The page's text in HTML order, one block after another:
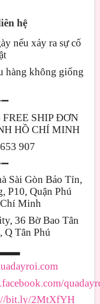
hệ
nếu xảy ra sự cố
hàng không giống
FREE SHIP ĐƠN
HỒ CHÍ MINH
907
Sài Gòn Bảo Tín,
P10, Quận Phú
Minh
36 Bờ Bao Tân
Q Tân Phú
bit.ly/2MtXfYH